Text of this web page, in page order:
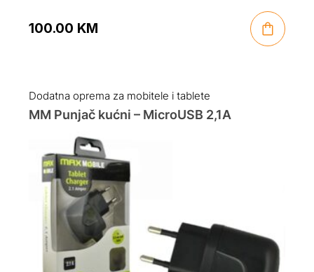
100.00 KM
Dodatna oprema za mobitele i tablete
MM Punjač kućni – MicroUSB 2,1A